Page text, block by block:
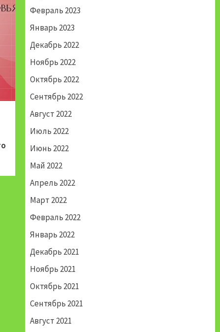
Февраль 2023
Январь 2023
Декабрь 2022
Ноябрь 2022
Октябрь 2022
Сентябрь 2022
Август 2022
Июль 2022
Июнь 2022
Май 2022
Апрель 2022
Март 2022
Февраль 2022
Январь 2022
Декабрь 2021
Ноябрь 2021
Октябрь 2021
Сентябрь 2021
Август 2021